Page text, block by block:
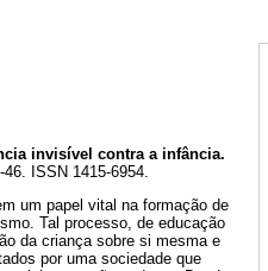
invisível contra a infância.
ISSN 1415-6954.
um papel vital na formação de
Tal processo, de educação
da criança sobre si mesma e
por uma sociedade que